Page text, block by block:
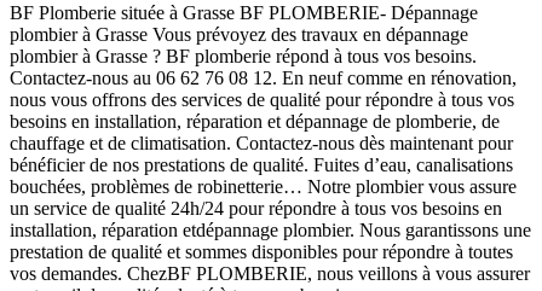
BF Plomberie située à Grasse BF PLOMBERIE- Dépannage
plombier à Grasse Vous prévoyez des travaux en dépannage
plombier à Grasse ? BF plomberie répond à tous vos besoins.
Contactez-nous au 06 62 76 08 12. En neuf comme en rénovation,
nous vous offrons des services de qualité pour répondre à tous vos
besoins en installation, réparation et dépannage de plomberie, de
chauffage et de climatisation. Contactez-nous dès maintenant pour
bénéficier de nos prestations de qualité. Fuites d’eau, canalisations
bouchées, problèmes de robinetterie… Notre plombier vous assure
un service de qualité 24h/24 pour répondre à tous vos besoins en
installation, réparation etdépannage plombier. Nous garantissons une
prestation de qualité et sommes disponibles pour répondre à toutes
vos demandes. ChezBF PLOMBERIE, nous veillons à vous assurer